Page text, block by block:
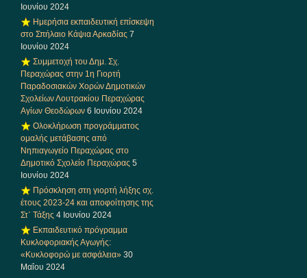
Ιουνίου 2024
Ημερήσια εκπαιδευτική επίσκεψη
στο Σπήλαιο Κάψια Αρκαδίας 7
Ιουνίου 2024
Συμμετοχή του Δημ. Σχ.
Περαχώρας στην 1η Γιορτή
Παραδοσιακών Χορών Δημοτικών
Σχολείων Λουτρακίου Περαχώρας
Αγίων Θεοδώρων 6 Ιουνίου 2024
Ολοκλήρωση προγράμματος
ομαλής μετάβασης από
Νηπιαγωγείο Περαχώρας στο
Δημοτικό Σχολείο Περαχώρας 5
Ιουνίου 2024
Πρόσκληση στη γιορτή λήξης σχ.
έτους 2023-24 και αποφοίτησης της
Στ΄ Τάξης 4 Ιουνίου 2024
Εκπαιδευτικό πρόγραμμα
Κυκλοφοριακής Αγωγής:
«Κυκλοφορώ με ασφάλεια» 30
Μαΐου 2024